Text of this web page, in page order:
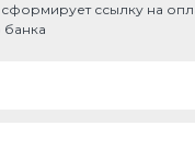
ссылку на